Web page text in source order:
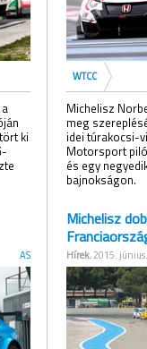
ki
AS
WTCC
Michelisz
meg
idei túrakocsi-
Motorsport
és egy
bajnokságon.
Michelisz
Hírek, 2015.